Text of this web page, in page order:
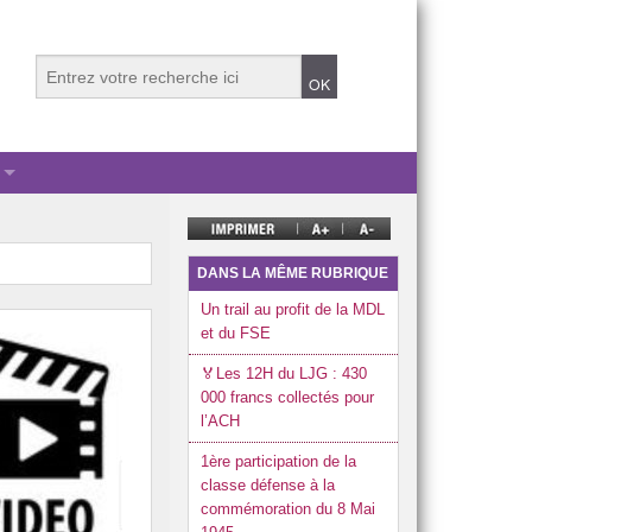
DANS LA MÊME RUBRIQUE
Un trail au profit de la MDL
et du FSE
🏅Les 12H du LJG : 430
000 francs collectés pour
l’ACH
1ère participation de la
classe défense à la
commémoration du 8 Mai